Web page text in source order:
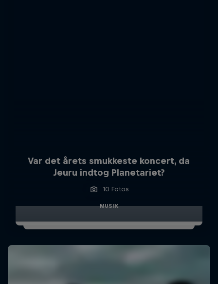
Var det årets smukkeste koncert, da
Jeuru indtog Planetariet?
10 Fotos
MUSIK